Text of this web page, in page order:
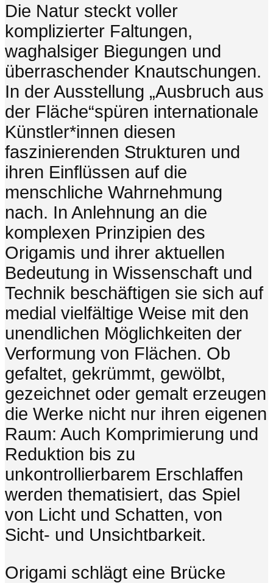
Die Natur steckt voller
komplizierter Faltungen,
waghalsiger Biegungen und
überraschender Knautschungen.
In der Ausstellung „Ausbruch aus
der Fläche“spüren internationale
Künstler*innen diesen
faszinierenden Strukturen und
ihren Einflüssen auf die
menschliche Wahrnehmung
nach. In Anlehnung an die
komplexen Prinzipien des
Origamis und ihrer aktuellen
Bedeutung in Wissenschaft und
Technik beschäftigen sie sich auf
medial vielfältige Weise mit den
unendlichen Möglichkeiten der
Verformung von Flächen. Ob
gefaltet, gekrümmt, gewölbt,
gezeichnet oder gemalt erzeugen
die Werke nicht nur ihren eigenen
Raum: Auch Komprimierung und
Reduktion bis zu
unkontrollierbarem Erschlaffen
werden thematisiert, das Spiel
von Licht und Schatten, von
Sicht- und Unsichtbarkeit.
Origami schlägt eine Brücke